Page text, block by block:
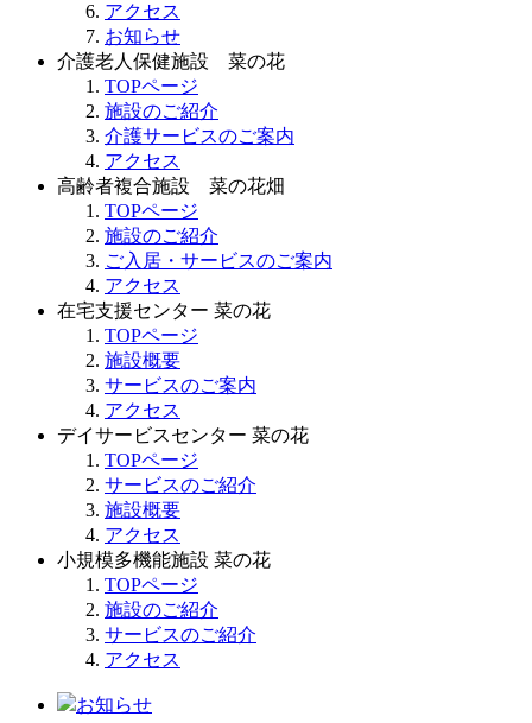
アクセス
お知らせ
介護老人保健施設 菜の花
TOPページ
施設のご紹介
介護サービスのご案内
アクセス
高齢者複合施設 菜の花畑
TOPページ
施設のご紹介
ご入居・サービスのご案内
アクセス
在宅支援センター 菜の花
TOPページ
施設概要
サービスのご案内
アクセス
デイサービスセンター 菜の花
TOPページ
サービスのご紹介
施設概要
アクセス
小規模多機能施設 菜の花
TOPページ
施設のご紹介
サービスのご紹介
アクセス
お知らせ